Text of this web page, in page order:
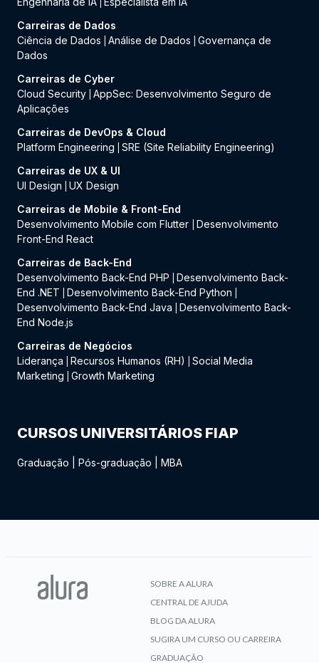
Carreiras de Dados
Ciência de Dados
Análise de Dados
Governança de
Dados
Carreiras de Cyber
Cloud Security AppSec: Desenvolvimento Seguro de
Aplicações
Carreiras de DevOps & Cloud
Platform Engineering
SRE (Site Reliability Engineering)
Carreiras de UX & UI
UI Design
UX Design
Carreiras de Mobile & Front-End
Desenvolvimento Mobile com Flutter
Desenvolvimento
Front-End React
Carreiras de Back-End
Desenvolvimento Back-End PHP
Desenvolvimento Back-
End .NET
Desenvolvimento Back-End Python
Desenvolvimento Back-End Java
Desenvolvimento Back-
End Node.js
Carreiras de Negócios
Liderança
Recursos Humanos (RH)
Social Media
Marketing
Growth Marketing
CURSOS UNIVERSITÁRIOS FIAP
Graduação Pós-graduação MBA
SOBRE A ALURA
CENTRAL DE AJUDA
BLOG DA ALURA
SUGIRA UM CURSO OU CARREIRA
GRADUAÇÃO